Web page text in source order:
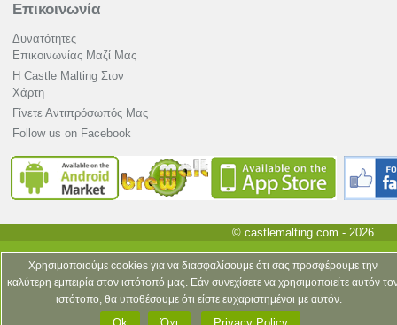
Επικοινωνία
Δυνατότητες
Επικοινωνίας Μαζί Μας
Η Castle Malting Στον
Χάρτη
Γίνετε Αντιπρόσωπός Μας
Follow us on Facebook
© castlemalting.com - 2026
Χρησιμοποιούμε cookies για να διασφαλίσουμε ότι σας προσφέρουμε την
καλύτερη εμπειρία στον ιστότοπό μας. Εάν συνεχίσετε να χρησιμοποιείτε αυτόν
ιστότοπο, θα υποθέσουμε ότι είστε ευχαριστημένοι με αυτόν.